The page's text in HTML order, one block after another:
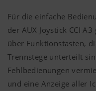
Für die einfache
der AUX Joystick CCI
über Funktionstasten,
Trennstege unterteilt
Fehlbedienungen
und eine Anzeige aller